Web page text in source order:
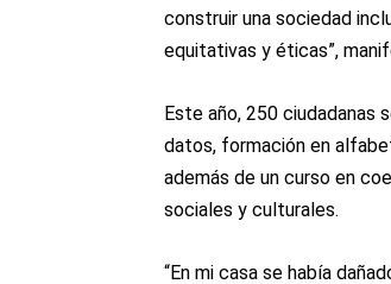
construir una sociedad
equitativas y éticas”,
Este año, 250
datos, formación en
además de un curso en
sociales y culturales.
“En mi casa se había